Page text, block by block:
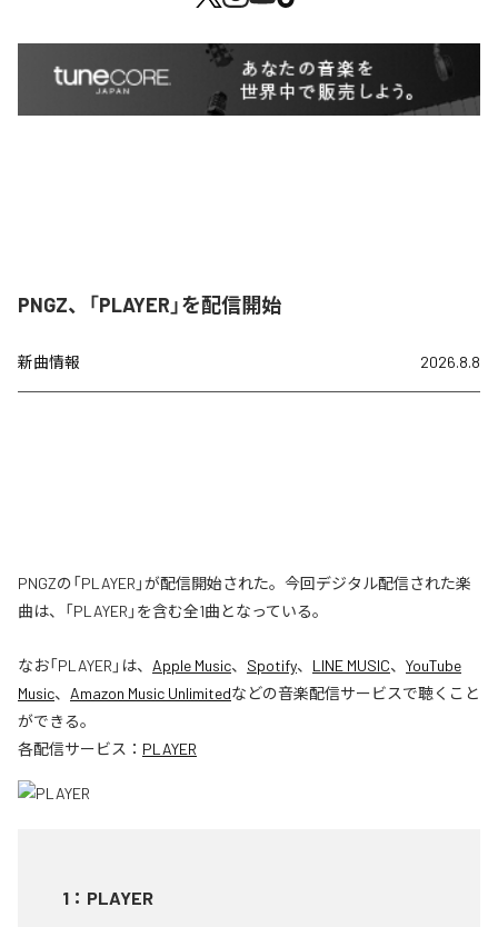
PNGZ、「PLAYER」を配信開始
新曲情報 2026.8.8
PNGZの「PLAYER」が配信開始された。今回デジタル配信された楽
曲は、「PLAYER」を含む全1曲となっている。
なお「PLAYER 」は、 Apple Music、 Spotify、 LINE MUSIC、 YouTube
Music、 Amazon Music Unlimitedなどの音楽配信サービスで聴くこと
ができる。
各配信サービス： PLAYER
1 ： PLAYER